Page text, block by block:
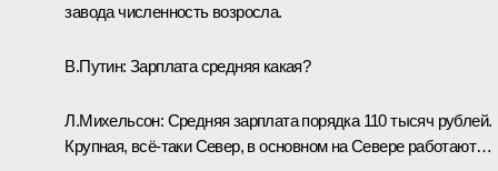
завода численность возросла.
В.Путин: Зарплата средняя какая?
Л.Михельсон: Средняя зарплата порядка 110 тысяч рублей.
Крупная, всё‑таки Север, в основном на Севере работают…